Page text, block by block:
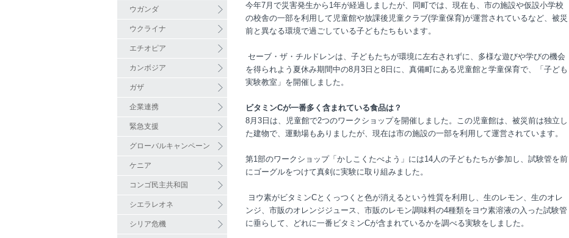
ウガンダ
ウクライナ
エチオピア
カンボジア
ガザ
企業連携
緊急支援
グローバルキャンペーン
ケニア
コンゴ民主共和国
シエラレオネ
シリア危機
今年7月で災害発生から 1年が経過しましたが、同町では、現在も、市の施設や仮設小学校
の校舎の一部を利用して児童館や放課後児童クラブ(学童保育)が運営されているなど、被災
前と異なる環境で過ごしている子どもたちもいます。
セーブ・ザ・チルドレンは、子どもたちが環境に左右されずに、多様な遊びや学びの機会
を得られよう夏休み期間中の8月 3 日と 8 日に、真備町にある児童館と学童保育で、「子ども
実験教室」を開催しました。
ビタミンCが一番多く含まれている食品は？
8月 3 日は、児童館で2つのワークショップを開催しました。この児童館は、被災前は独立し
た建物で、運動場もありましたが、現在は市の施設の一部を利用して運営されています。
第1部のワークショップ「かしこくたべよう」には14人の子どもたちが参加し、試験管を前
にゴーグルをつけて真剣に実験に取り組みました。
ヨウ素がビタミンCとくっつくと色が消えるという性質を利用し、生のレモン、生のオレ
ンジ、市販のオレンジジュース、市販のレモン調味料の4種類をヨウ素溶液の入った試験管
に垂らして、どれに一番ビタミンCが含まれているかを調べる実験をしました。